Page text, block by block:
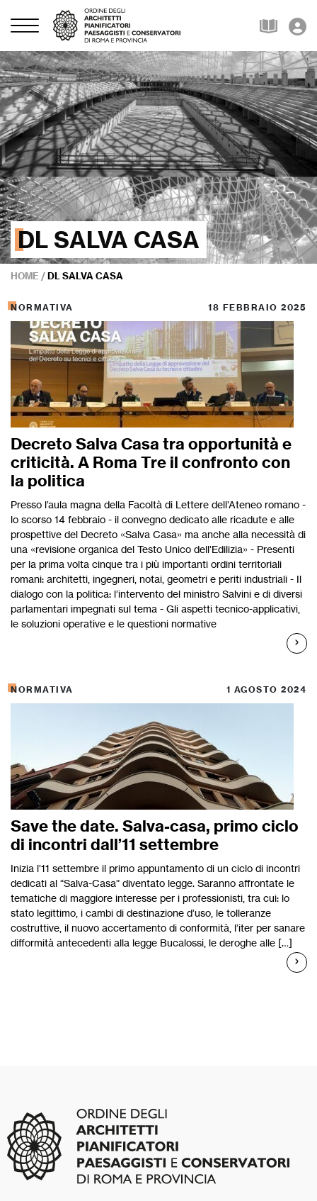
DL SALVA CASA
HOME /DL SALVA CASA
NORMATIVA 18 FEBBRAIO 2025
Decreto Salva Casa tra opportunità e
criticità. A Roma Tre il confronto con
la politica
Presso l’aula magna della Facoltà di Lettere dell’Ateneo romano -
lo scorso 14 febbraio - il convegno dedicato alle ricadute e alle
prospettive del Decreto «Salva Casa» ma anche alla necessità di
una «revisione organica del Testo Unico dell’Edilizia» - Presenti
per la prima volta cinque tra i più importanti ordini territoriali
romani: architetti, ingegneri, notai, geometri e periti industriali - Il
dialogo con la politica: l’intervento del ministro Salvini e di diversi
parlamentari impegnati sul tema - Gli aspetti tecnico-applicativi,
le soluzioni operative e le questioni normative
NORMATIVA 1 AGOSTO 2024
Save the date. Salva-casa, primo ciclo
di incontri dall’11 settembre
Inizia l’11 settembre il primo appuntamento di un ciclo di incontri
dedicati al “Salva-Casa” diventato legge. Saranno affrontate le
tematiche di maggiore interesse per i professionisti, tra cui: lo
stato legittimo, i cambi di destinazione d’uso, le tolleranze
costruttive, il nuovo accertamento di conformità, l’iter per sanare
difformità antecedenti alla legge Bucalossi, le deroghe alle […]